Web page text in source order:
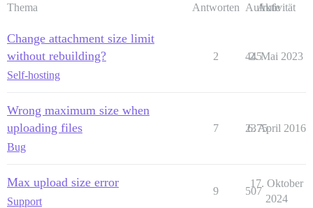
Thema Antworten Aufrufe
Aktivität
Change attachment size limit
without rebuilding?
Self-hosting
2 445
2. Mai 2023
Wrong maximum size when
uploading files
Bug
7 2375
6. April 2016
Max upload size error
Support
9 507
17. Oktober
2024